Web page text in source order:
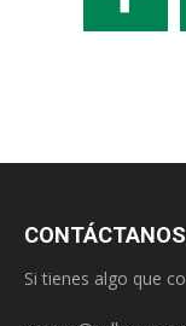
CONTÁCTANOS
Si tienes algo que